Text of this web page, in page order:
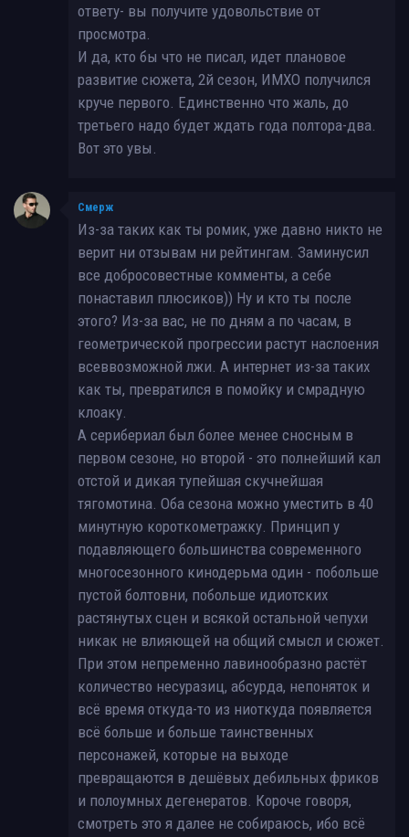
ответу- вы получите удовольствие от
просмотра.
И да, кто бы что не писал, идет плановое
развитие сюжета, 2й сезон, ИМХО получился
круче первого. Единственно что жаль, до
третьего надо будет ждать года полтора-два.
Вот это увы.
Смерж
Из-за таких как ты ромик, уже давно никто не
верит ни отзывам ни рейтингам. Заминусил
все добросовестные комменты, а себе
понаставил плюсиков)) Ну и кто ты после
этого? Из-за вас, не по дням а по часам, в
геометрической прогрессии растут наслоения
всеввозможной лжи. А интернет из-за таких
как ты, превратился в помойку и смрадную
клоаку.
А серибериал был более менее сносным в
первом сезоне, но второй - это полнейший кал
отстой и дикая тупейшая скучнейшая
тягомотина. Оба сезона можно уместить в 40
минутную короткометражку. Принцип у
подавляющего большинства современного
многосезонного кинодерьма один - побольше
пустой болтовни, побольше идиотских
растянутых сцен и всякой остальной чепухи
никак не влияющей на общий смысл и сюжет.
При этом непременно лавинообразно растёт
количество несуразиц, абсурда, непоняток и
всё время откуда-то из ниоткуда появляется
всё больше и больше таинственных
персонажей, которые на выходе
превращаются в дешёвых дебильных фриков
и полоумных дегенератов. Короче говоря,
смотреть это я далее не собираюсь, ибо всё